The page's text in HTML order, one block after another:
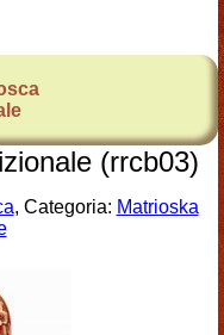
(rrcb03)
, Categoria: Matrioska